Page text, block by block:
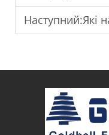
Наступний:Які